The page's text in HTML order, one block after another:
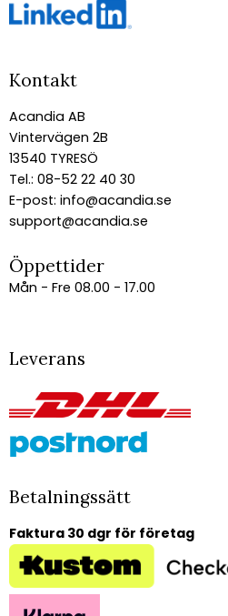
Kontakt
Acandia AB
Vintervägen 2B
13540 TYRESÖ
Tel.: 08-52 22 40 30
E-post: info@acandia.se
support@acandia.se
Öppettider
Mån - Fre 08.00 - 17.00
Leverans
Betalningssätt
Faktura 30 dgr för företag